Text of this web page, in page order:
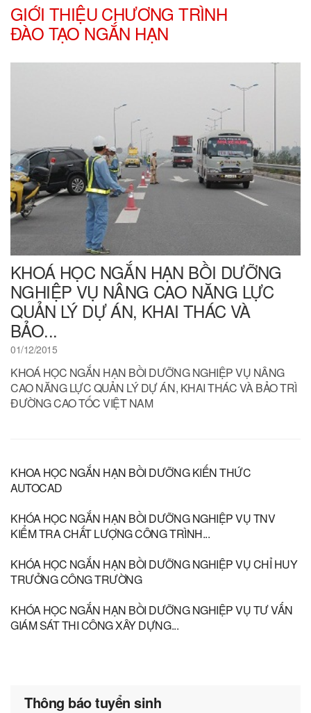
GIỚI THIỆU CHƯƠNG TRÌNH
ĐÀO TẠO NGẮN HẠN
KHOÁ HỌC NGẮN HẠN BỒI DƯỠNG
NGHIỆP VỤ NÂNG CAO NĂNG LỰC
QUẢN LÝ DỰ ÁN, KHAI THÁC VÀ
BẢO...
01/12/2015
KHOÁ HỌC NGẮN HẠN BỒI DƯỠNG NGHIỆP VỤ NÂNG
CAO NĂNG LỰC QUẢN LÝ DỰ ÁN, KHAI THÁC VÀ BẢO TRÌ
ĐƯỜNG CAO TỐC VIỆT NAM
KHOA HỌC NGẮN HẠN BỒI DƯỠNG KIẾN THỨC
AUTOCAD
KHÓA HỌC NGẮN HẠN BỒI DƯỠNG NGHIỆP VỤ TNV
KIỂM TRA CHẤT LƯỢNG CÔNG TRÌNH...
KHÓA HỌC NGẮN HẠN BỒI DƯỠNG NGHIỆP VỤ CHỈ HUY
TRƯỞNG CÔNG TRƯỜNG
KHÓA HỌC NGẮN HẠN BỒI DƯỠNG NGHIỆP VỤ TƯ VẤN
GIÁM SÁT THI CÔNG XÂY DỰNG...
Thông báo tuyển sinh